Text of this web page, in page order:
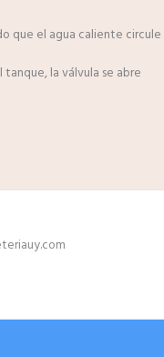
que el agua caliente circule
la válvula se abre